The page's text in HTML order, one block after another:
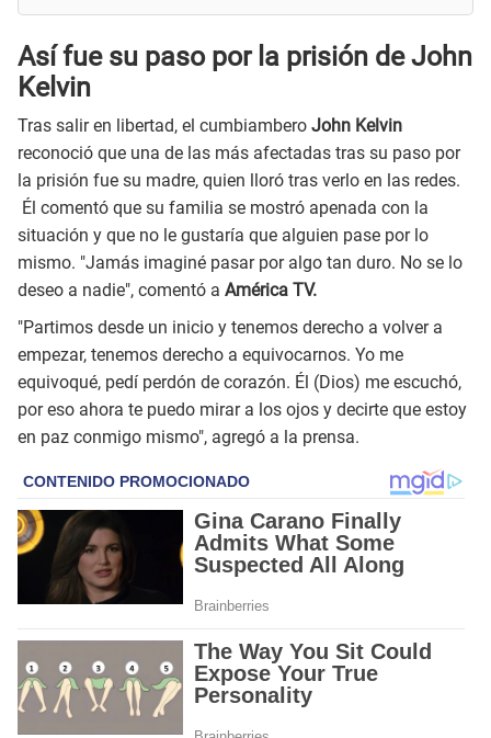
Así fue su paso por la prisión de John
Kelvin
Tras salir en libertad, el cumbiambero John Kelvin
reconoció que una de las más afectadas tras su paso por
la prisión fue su madre, quien lloró tras verlo en las redes.
Él comentó que su familia se mostró apenada con la
situación y que no le gustaría que alguien pase por lo
mismo. "Jamás imaginé pasar por algo tan duro. No se lo
deseo a nadie", comentó a América TV.
"Partimos desde un inicio y tenemos derecho a volver a
empezar, tenemos derecho a equivocarnos. Yo me
equivoqué, pedí perdón de corazón. Él (Dios) me escuchó,
por eso ahora te puedo mirar a los ojos y decirte que estoy
en paz conmigo mismo", agregó a la prensa.